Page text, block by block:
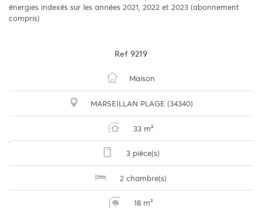
énergies indexés sur les années 2021, 2022 et 2023 (abonnement
compris)
Ref 9219
Maison
MARSEILLAN PLAGE (34340)
33 m²
3 pièce(s)
2 chambre(s)
18 m²